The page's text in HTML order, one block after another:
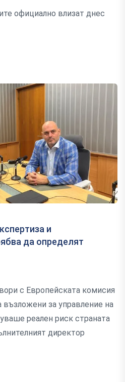
официално влизат днес
и
да определят
с Европейската комисия
възложени за управление на
реален риск страната
директор